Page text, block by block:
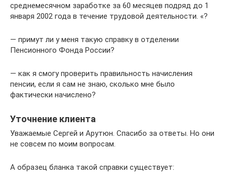
среднемесячном заработке за 60 месяцев подряд до 1
января 2002 года в течение трудовой деятельности. «?
— примут ли у меня такую справку в отделении
Пенсионного Фонда России?
— как я смогу проверить правильность начисления
пенсии, если я сам не знаю, сколько мне было
фактически начислено?
Уточнение клиента
Уважаемые Сергей и Арутюн. Спасибо за ответы. Но они
не совсем по моим вопросам.
А образец бланка такой справки существует: